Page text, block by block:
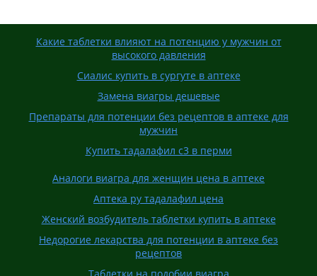
Какие таблетки влияют на потенцию у мужчин от
высокого давления
Сиалис купить в сургуте в аптеке
Замена виагры дешевые
Препараты для потенции без рецептов в аптеке для
мужчин
Купить тадалафил с3 в перми
Аналоги виагра для женщин цена в аптеке
Аптека ру тадалафил цена
Женский возбудитель таблетки купить в аптеке
Недорогие лекарства для потенции в аптеке без
рецептов